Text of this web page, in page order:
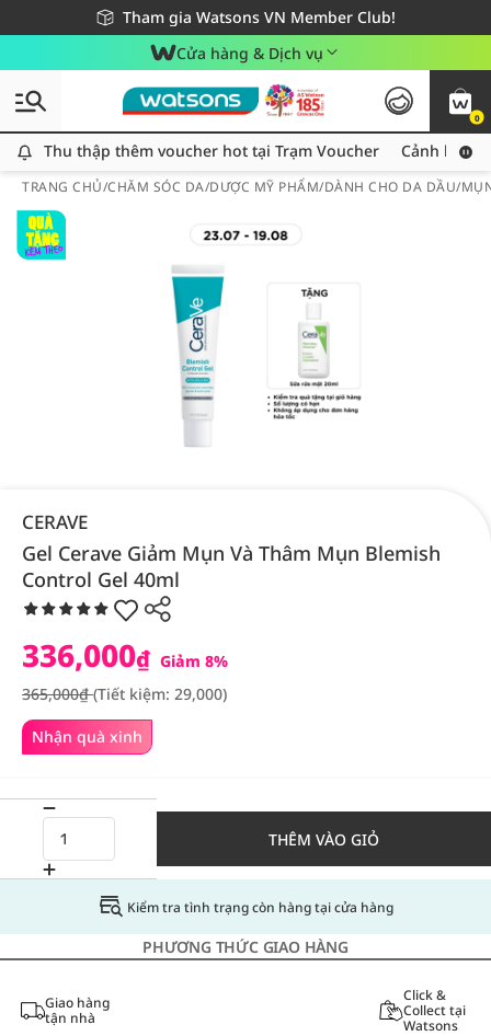
Tham gia Watsons VN Member Club!
Miễn phí giao hàng cho đơn hàng từ 249,000Đ
Giao hàng nhanh 24h - Áp dụng khu vực TP. Hồ Chí Minh
Cửa hàng & Dịch vụ
0
Thu thập thêm voucher hot tại Trạm Voucher
Thu thập thêm voucher hot tại Trạm Voucher Cảnh báo
TRANG CHỦ/CHĂM SÓC DA/DƯỢC MỸ PHẨM/DÀNH CHO DA DẦU/
CERAVE
Gel Cerave Giảm Mụn Và Thâm Mụn Blemish
Control Gel 40ml
Nhận quà xinh
336,000₫ Giảm 8%
365,000₫(Tiết kiệm: 29,000)
THÊM VÀO GIỎ
Kiểm tra tình trạng còn hàng tại cửa hàng
PHƯƠNG THỨC GIAO HÀNG
Giao hàng
tận nhà
Click &
Collect tại
Watsons